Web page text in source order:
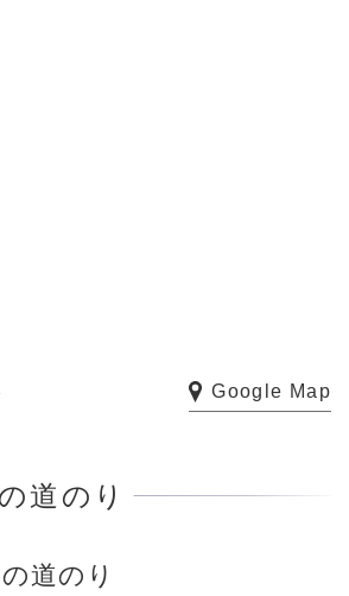
Google Map
道のり
道のり